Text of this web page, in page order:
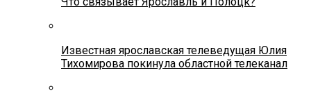
Известная ярославская телеведущая Юлия
Тихомирова покинула областной телеканал